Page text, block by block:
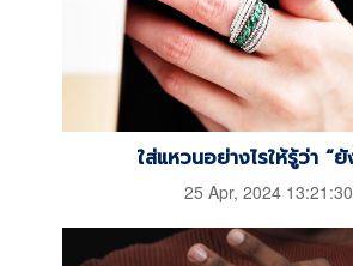
ใส่แหวนอย่างไรให้รู้ว่า “ยั
25 Apr, 2024 13:21:30